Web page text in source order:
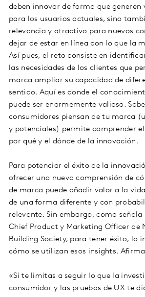
deben innovar de forma que generen
para los usuarios actuales, sino
relevancia y atractivo para nuevos
dejar de estar en línea con lo que la
Así pues, el reto consiste en
las necesidades de los clientes que
marca ampliar su capacidad de
sentido. Aquí es donde el
puede ser enormemente valioso.
consumidores piensan de tu marca
y potenciales) permite comprender el
por qué y el dónde de la innovación.
Para potenciar el éxito de la
ofrecer una nueva comprensión de
de marca puede añadir valor a la
de una forma diferente y con
relevante. Sin embargo, como señala
Chief Product y Marketing Officer de
Building Society, para tener éxito, lo
cómo se utilizan esos insights.
«Si te limitas a seguir lo que la
consumidor y las pruebas de UX te